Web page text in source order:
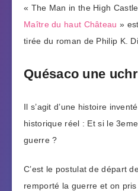
« The Man in the High
Maître du haut Château »
tirée du roman de Philip K.
Quésaco une
Il s’agit d’une histoire
historique réel : Et si le
guerre ?
C’est le postulat de départ
remporté la guerre et on